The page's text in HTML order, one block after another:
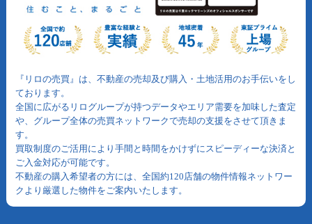
『リロの売買』は、不動産の売却及び購入・土地活用のお手伝いをし
ております。
全国に広がるリログループが持つデータやエリア需要を加味した査定
や、グループ全体の売買ネットワークで売却の支援をさせて頂きま
す。
買取制度のご活用により手間と時間をかけずにスピーディーな決済と
ご入金対応が可能です。
不動産の購入希望者の方には、全国約120店舗の物件情報ネットワー
クより厳選した物件をご案内いたします。